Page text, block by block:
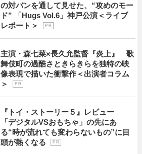
の対バンを通して見せた、“攻めのモー
ド” 「Hugs Vol.6」神戸公演＜ライブ
レポート＞
P R
主演・森七菜×長久允監督『炎上』 歌
舞伎町の過酷さときらきらを独特の映
像表現で描いた衝撃作＜出演者コラム
＞
P R
『トイ・ストーリー５』レビュー
「デジタルVSおもちゃ」の先にあ
る“時が流れても変わらないもの”に目
頭が熱くなる
P R